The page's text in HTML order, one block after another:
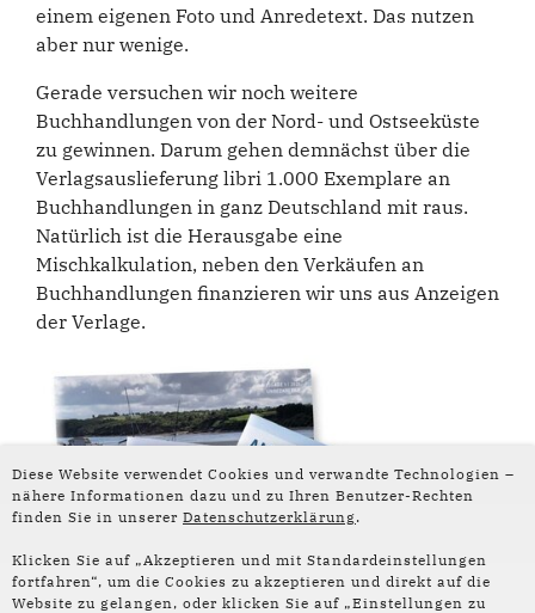
Diese Website verwendet Cookies und verwandte Technologien –
nähere Informationen dazu und zu Ihren Benutzer-Rechten
finden Sie in unserer Datenschutzerklärung.
Klicken Sie auf „Akzeptieren und mit Standardeinstellungen
fortfahren“, um die Cookies zu akzeptieren und direkt auf die
Website zu gelangen, oder klicken Sie auf „Einstellungen zu
einem eigenen Foto und Anredetext. Das nutzen
aber nur wenige.
Gerade versuchen wir noch weitere
Buchhandlungen von der Nord- und Ostseeküste
zu gewinnen. Darum gehen demnächst über die
Verlagsauslieferung libri 1.000 Exemplare an
Buchhandlungen in ganz Deutschland mit raus.
Natürlich ist die Herausgabe eine
Mischkalkulation, neben den Verkäufen an
Buchhandlungen finanzieren wir uns aus Anzeigen
der Verlage.